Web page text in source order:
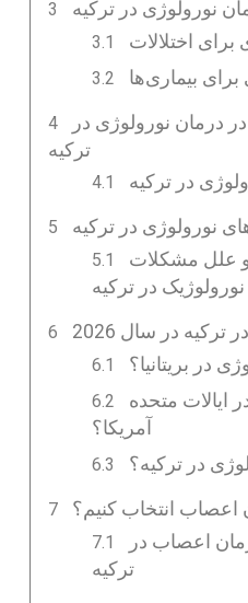
نورولوژی در ترکیه
برای اختلالات
بیماری‌ها
نورولوژی در
ترکیه
در ترکیه
نورولوژی در ترکیه
و علل مشکلات
نورولوژیک در ترکیه
در سال 2026
در بریتانیا؟
ایالات متحده
آمریکا؟
در ترکیه؟
اعصاب انتخاب کنیم؟
اعصاب در
ترکیه